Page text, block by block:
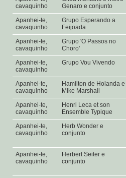
cavaquinho
Genaro e conjunto
Apanhei-te,
cavaquinho
Grupo Esperando a
Feijoada
Apanhei-te,
cavaquinho
Grupo 'O Passos no
Choro'
Apanhei-te,
cavaquinho
Grupo Vou Vivendo
Apanhei-te,
cavaquinho
Hamilton de Holanda e
Mike Marshall
Apanhei-te,
cavaquinho
Henri Leca et son
Ensemble Typique
Apanhei-te,
cavaquinho
Herb Wonder e
conjunto
Apanhei-te,
cavaquinho
Herbert Seiter e
conjunto